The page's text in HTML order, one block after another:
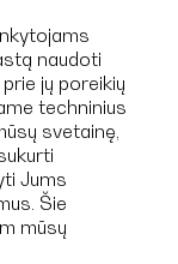
naudoti
jų poreikių
techninius
svetainę,
Jums
Šie
mūsų